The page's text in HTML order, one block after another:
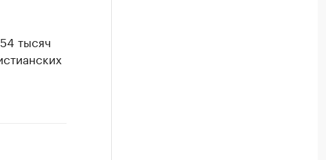
тысяч